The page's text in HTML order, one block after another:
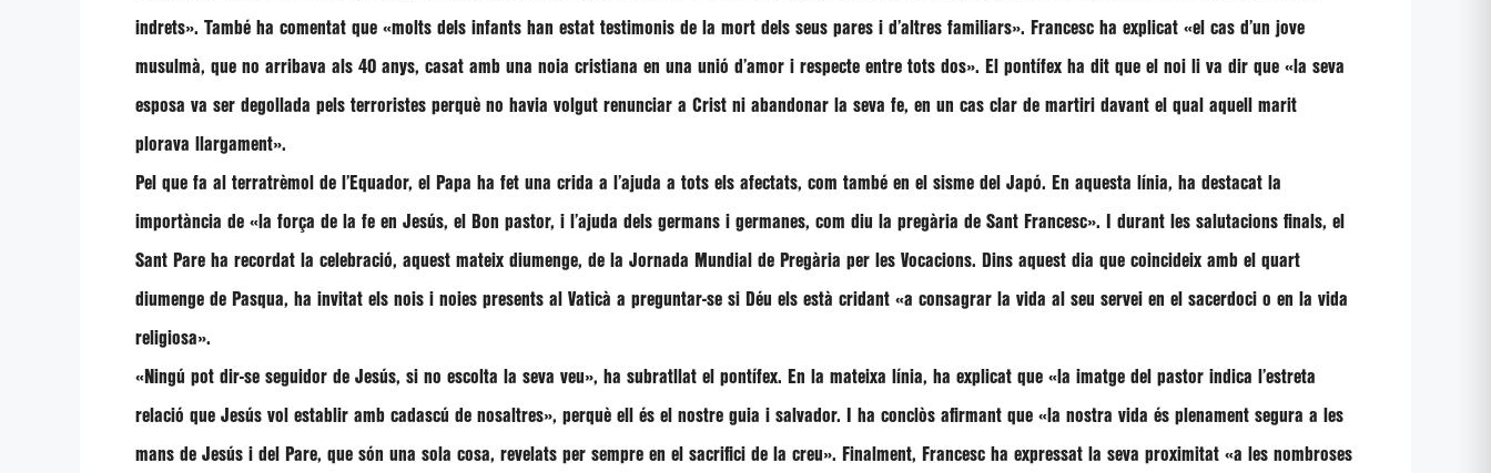
indrets». També ha comentat que «molts dels infants han estat testimonis de la mort dels seus pares i d’altres familiars». Francesc ha explicat «el cas d’un jove
musulmà, que no arribava als 40 anys, casat amb una noia cristiana en una unió d’amor i respecte entre tots dos». El pontífex ha dit que el noi li va dir que «la seva
esposa va ser degollada pels terroristes perquè no havia volgut renunciar a Crist ni abandonar la seva fe, en un cas clar de martiri davant el qual aquell marit
plorava llargament».
Pel que fa al terratrèmol de l’Equador, el Papa ha fet una crida a l’ajuda a tots els afectats, com també en el sisme del Japó. En aquesta línia, ha destacat la
importància de «la força de la fe en Jesús, el Bon pastor, i l’ajuda dels germans i germanes, com diu la pregària de Sant Francesc». I durant les salutacions finals, el
Sant Pare ha recordat la celebració, aquest mateix diumenge, de la Jornada Mundial de Pregària per les Vocacions. Dins aquest dia que coincideix amb el quart
diumenge de Pasqua, ha invitat els nois i noies presents al Vaticà a preguntar-se si Déu els està cridant «a consagrar la vida al seu servei en el sacerdoci o en la vida
religiosa».
«Ningú pot dir-se seguidor de Jesús, si no escolta la seva veu», ha subratllat el pontífex. En la mateixa línia, ha explicat que «la imatge del pastor indica l’estreta
relació que Jesús vol establir amb cadascú de nosaltres», perquè ell és el nostre guia i salvador. I ha conclòs afirmant que «la nostra vida és plenament segura a les
mans de Jesús i del Pare, que són una sola cosa, revelats per sempre en el sacrifici de la creu». Finalment, Francesc ha expressat la seva proximitat «a les nombroses